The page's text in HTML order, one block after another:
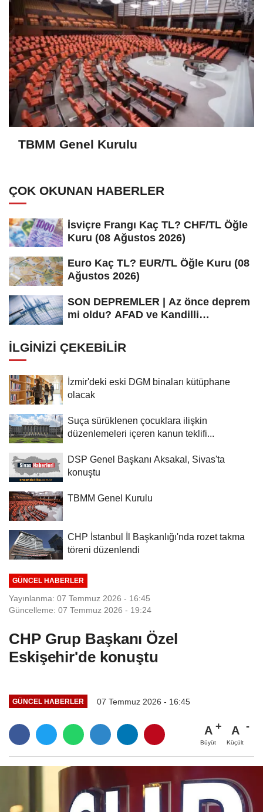
TBMM Genel Kurulu
ÇOK OKUNAN HABERLER
İsviçre Frangı Kaç TL? CHF/TL Öğle
Kuru (08 Ağustos 2026)
Euro Kaç TL? EUR/TL Öğle Kuru (08
Ağustos 2026)
SON DEPREMLER | Az önce deprem
mi oldu? AFAD ve Kandilli
İLGINIZI ÇEKEBILIR
İzmir'deki eski DGM binaları kütüphane
olacak
Suça sürüklenen çocuklara ilişkin
düzenlemeleri içeren kanun teklifi...
DSP Genel Başkanı Aksakal, Sivas'ta
konuştu
TBMM Genel Kurulu
CHP İstanbul İl Başkanlığı'nda rozet takma
töreni düzenlendi
GÜNCEL HABERLER
Yayınlanma: 07 Temmuz 2026 - 16:45
Güncelleme: 07 Temmuz 2026 - 19:24
CHP Grup Başkanı Özel
Eskişehir'de konuştu
GÜNCEL HABERLER 07 Temmuz 2026 - 16:45
A
Büyüt
A
Küçült